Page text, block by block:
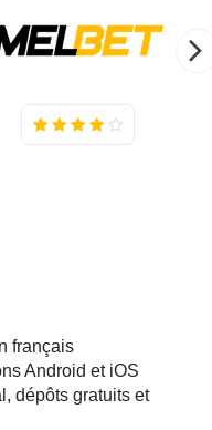
français
Android et iOS
dépôts gratuits et